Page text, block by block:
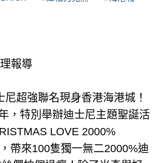
報導
超強聯名現身香港海港城！
，特別舉辦迪士尼主題聖誕活
LOVE 2000%
帶來100隻獨一無二2000%迪